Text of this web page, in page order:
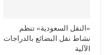
«النقل السعودية» تنظم
نشاط نقل البضائع بالدراجات
الآلية